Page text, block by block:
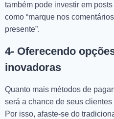
também pode investir em
como “marque nos
presente”.
4- Oferecendo
inovadoras
Quanto mais métodos de
será a chance de seus
Por isso, afaste-se do